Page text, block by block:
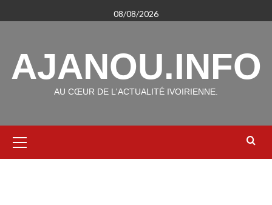
au
08/08/2026
AJANOU.INFO
AU CŒUR DE L'ACTUALITÉ IVOIRIENNE.
principal